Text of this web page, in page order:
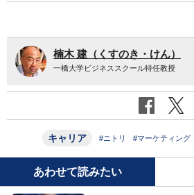
楠木 建（くすのき・けん）
一橋大学ビジネススクール特任教授
キャリア #ニトリ #マーケティング
あわせて読みたい